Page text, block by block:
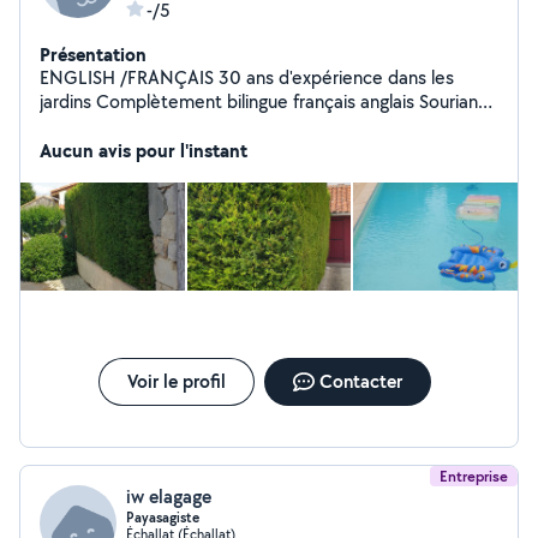
-/5
Présentation
ENGLISH /FRANÇAIS 30 ans d'expérience dans les
jardins Complètement bilingue français anglais Souriant,
Plus de nuisances sonore ou d'odeur d'essence ! I am
help please ask me.
Aucun avis pour l'instant
Voir le profil Contacter
Entreprise
iw elagage
Payasagiste
Échallat (Échallat)